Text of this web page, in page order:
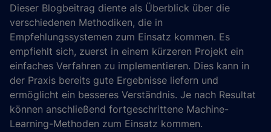
Dieser Blogbeitrag diente als Überblick über die
verschiedenen Methodiken, die in
Empfehlungssystemen zum Einsatz kommen. Es
empfiehlt sich, zuerst in einem kürzeren Projekt ein
einfaches Verfahren zu implementieren. Dies kann in
der Praxis bereits gute Ergebnisse liefern und
ermöglicht ein besseres Verständnis. Je nach Resultat
können anschließend fortgeschrittene Machine-
Learning-Methoden zum Einsatz kommen.